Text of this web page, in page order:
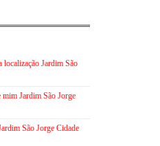
Jardim São
Jardim São Jorge
São Jorge Cidade